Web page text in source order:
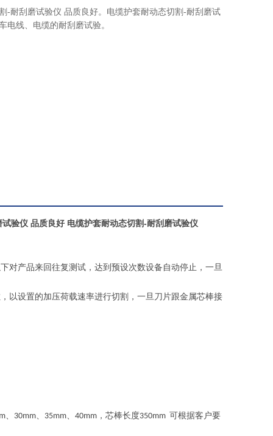
-耐刮磨试验仪 品质良好。电缆护套耐动态切割-耐刮磨试
电线、电缆的耐刮磨试验。
验仪 品质良好 电缆护套耐动态切割-耐刮磨试验仪
对产品来回往复测试，达到预设次数设备自动停止，一旦
以设置的加压荷载速率进行切割，一旦刀片跟金属芯棒接
、 30mm、 35mm、 40mm ，芯棒长度350mm 可根据客户要